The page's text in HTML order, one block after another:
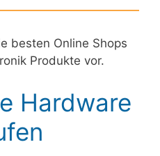
besten Online Shops
Produkte vor.
Hardware